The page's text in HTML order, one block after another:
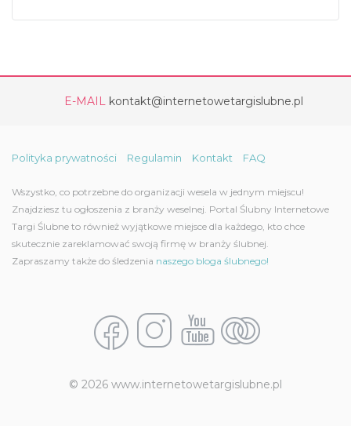
E-MAIL kontakt@internetowetargislubne.pl
Polityka prywatności Regulamin Kontakt FAQ
Wszystko, co potrzebne do organizacji wesela w jednym miejscu!
Znajdziesz tu ogłoszenia z branży weselnej. Portal Ślubny Internetowe
Targi Ślubne to również wyjątkowe miejsce dla każdego, kto chce
skutecznie zareklamować swoją firmę w branży ślubnej.
Zapraszamy także do śledzenia naszego bloga ślubnego!
© 2026 www.internetowetargislubne.pl